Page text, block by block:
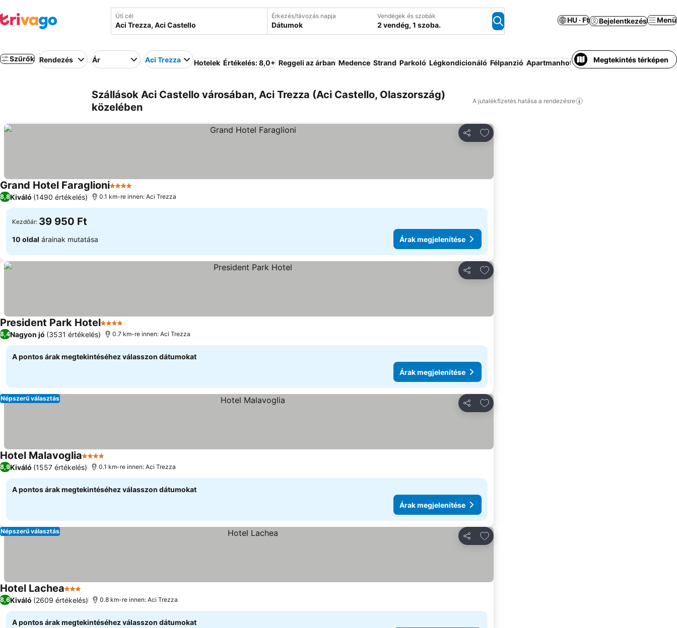
Úti cél Érkezés/távozás napja
Dátumok
Vendégek és szobák
2 vendég, 1 szoba.
HU · Ft Bejelentkezés Menü
Szűrők Rendezés Ár Aci Trezza Hotelek Értékelés: 8,0+ Reggeli az árban Medence Strand Parkoló Légkondicionáló Félpanzió Apartmanhotel Üdülő Wifi
Megtekintés térképen
Szállások Aci Castello városában, Aci Trezza (Aci Castello, Olaszország)
közelében
A jutalékfizetés hatása a rendezésre
Megosztás
Hozzáadás a kedvencekhez
Grand Hotel Faraglioni4 Kategória
8,8Kiváló (1490 értékelés) 0.1 km-re innen: Aci Trezza
Kezdőár: 39 950 Ft
10 oldal árainak mutatása Árak megjelenítése
Megosztás
Hozzáadás a kedvencekhez
President Park Hotel4 Kategória
8,4Nagyon jó (3531 értékelés) 0.7 km-re innen: Aci Trezza
A pontos árak megtekintéséhez válasszon dátumokat
Árak megjelenítése
Megosztás
Hozzáadás a kedvencekhez
Népszerű választás
Hotel Malavoglia4 Kategória
8,9Kiváló (1557 értékelés) 0.1 km-re innen: Aci Trezza
A pontos árak megtekintéséhez válasszon dátumokat
Árak megjelenítése
Megosztás
Hozzáadás a kedvencekhez
Népszerű választás
Hotel Lachea3 Kategória
8,6Kiváló (2609 értékelés) 0.8 km-re innen: Aci Trezza
A pontos árak megtekintéséhez válasszon dátumokat